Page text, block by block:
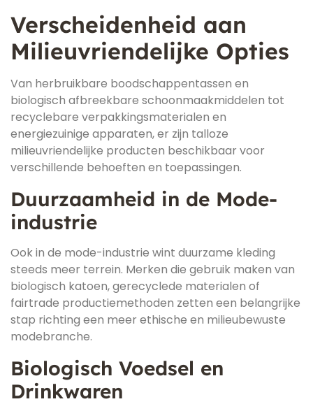
Verscheidenheid aan
Milieuvriendelijke Opties
Van herbruikbare boodschappentassen en
biologisch afbreekbare schoonmaakmiddelen tot
recyclebare verpakkingsmaterialen en
energiezuinige apparaten, er zijn talloze
milieuvriendelijke producten beschikbaar voor
verschillende behoeften en toepassingen.
Duurzaamheid in de Mode-
industrie
Ook in de mode-industrie wint duurzame kleding
steeds meer terrein. Merken die gebruik maken van
biologisch katoen, gerecyclede materialen of
fairtrade productiemethoden zetten een belangrijke
stap richting een meer ethische en milieubewuste
modebranche.
Biologisch Voedsel en
Drinkwaren